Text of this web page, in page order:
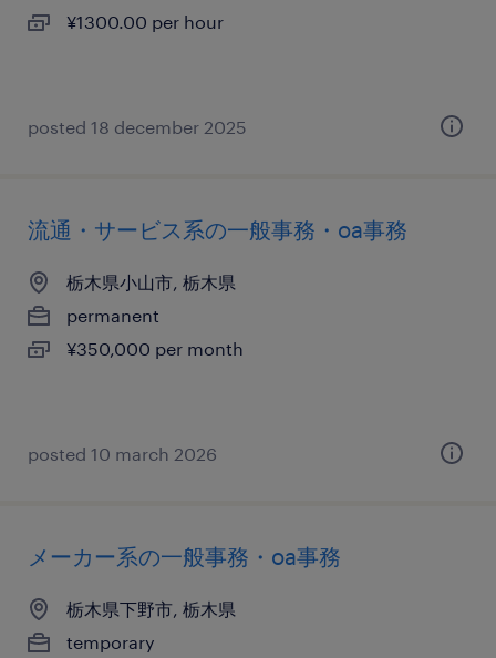
¥1300.00 per hour
posted 18 december 2025
流通・サービス系の一般事務・oa事務
栃木県小山市, 栃木県
permanent
¥350,000 per month
posted 10 march 2026
メーカー系の一般事務・oa事務
栃木県下野市, 栃木県
temporary